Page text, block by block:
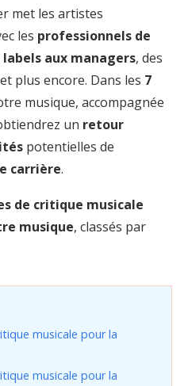
met les artistes
les professionnels de
labels aux managers, des
et plus encore. Dans les 7
musique, accompagnée
un retour
potentielles de
carrière.
de critique musicale
musique, classés par
musicale pour la
musicale pour la